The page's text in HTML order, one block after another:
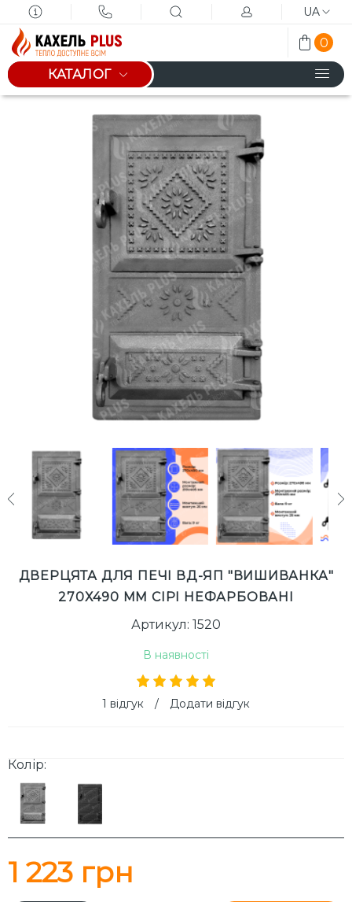
UA
0
КАТАЛОГ
next
ДВЕРЦЯТА ДЛЯ ПЕЧІ ВД-ЯП "ВИШИВАНКА"
270Х490 ММ СІРІ НЕФАРБОВАНІ
Артикул: 1520
В наявності
1 відгук / Додати відгук
Колір:
1 223 грн